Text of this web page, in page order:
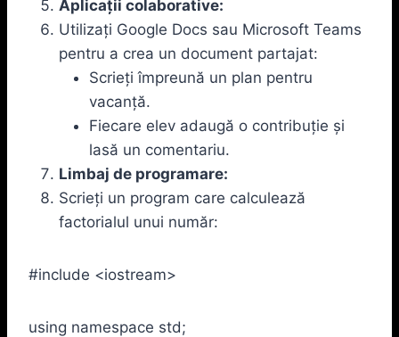
Aplicații colaborative:
Utilizați Google Docs sau Microsoft Teams
pentru a crea un document partajat:
Scrieți împreună un plan pentru
vacanță.
Fiecare elev adaugă o contribuție și
lasă un comentariu.
Limbaj de programare:
Scrieți un program care calculează
factorialul unui număr:
#include <iostream>
using namespace std;